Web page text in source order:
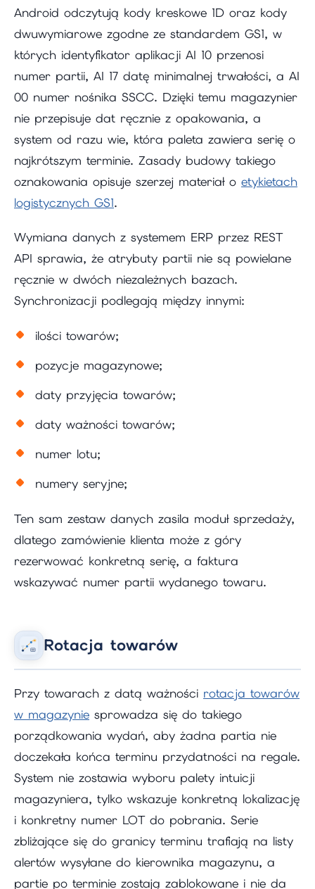
Android odczytują kody kreskowe 1D oraz kody
dwuwymiarowe zgodne ze standardem GS1, w
których identyfikator aplikacji AI 10 przenosi
numer partii, AI 17 datę minimalnej trwałości, a AI
00 numer nośnika SSCC. Dzięki temu magazynier
nie przepisuje dat ręcznie z opakowania, a
system od razu wie, która paleta zawiera serię o
najkrótszym terminie. Zasady budowy takiego
oznakowania opisuje szerzej materiał o etykietach
logistycznych GS1.
Wymiana danych z systemem ERP przez REST
API sprawia, że atrybuty partii nie są powielane
ręcznie w dwóch niezależnych bazach.
Synchronizacji podlegają między innymi:
ilości towarów;
pozycje magazynowe;
daty przyjęcia towarów;
daty ważności towarów;
numer lotu;
numery seryjne;
Ten sam zestaw danych zasila moduł sprzedaży,
dlatego zamówienie klienta może z góry
rezerwować konkretną serię, a faktura
wskazywać numer partii wydanego towaru.
Rotacja towarów
Przy towarach z datą ważności rotacja towarów
w magazynie sprowadza się do takiego
porządkowania wydań, aby żadna partia nie
doczekała końca terminu przydatności na regale.
System nie zostawia wyboru palety intuicji
magazyniera, tylko wskazuje konkretną lokalizację
i konkretny numer LOT do pobrania. Serie
zbliżające się do granicy terminu trafiają na listy
alertów wysyłane do kierownika magazynu, a
partie po terminie zostają zablokowane i nie da